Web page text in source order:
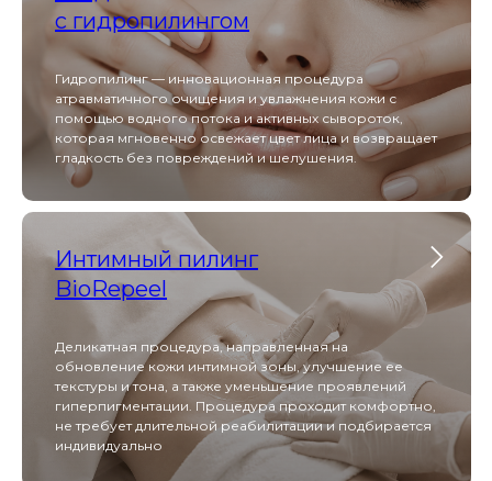
с гидропилингом
Гидропилинг — инновационная процедура
атравматичного очищения и увлажнения кожи с
помощью водного потока и активных сывороток,
которая мгновенно освежает цвет лица и возвращает
гладкость без повреждений и шелушения.
Интимный пилинг
BioRepeel
Деликатная процедура, направленная на
обновление кожи интимной зоны, улучшение ее
текстуры и тона, а также уменьшение проявлений
гиперпигментации. Процедура проходит комфортно,
не требует длительной реабилитации и подбирается
индивидуально
Scarlet S
Melsytech для лазерной эпиляции обеспечивает
быстрое и малоболезненное удаление
нежелательных волос на любых участках тела с
долговременным результатом и встроенной
системой охлаждения для комфорта клиента.
Melsytech
Beautylizer сочетает в себе ультразвуковую
чистку, фонофорез и микротоковую терапию,
обеспечивая глубокое очищение, лифтинг и
насыщение кожи активными компонентами без
боли и реабилитации.